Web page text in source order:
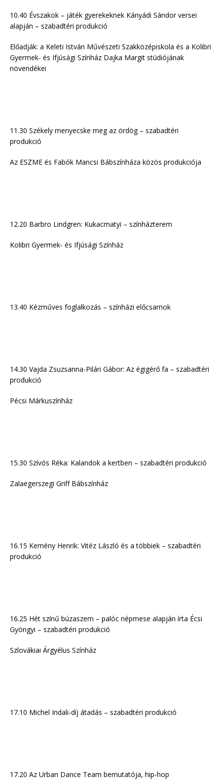
10.40 Évszakok – játék gyerekeknek Kányádi Sándor versei
alapján – szabadtéri produkció
Előadják: a Keleti István Művészeti Szakközépiskola és a Kolibri
Gyermek- és Ifjúsági Színház Dajka Margit stúdiójának
növendékei
11.30 Székely menyecske meg az ördög – szabadtéri
produkció
Az ESZME és Fabók Mancsi Bábszínháza közös produkciója
12.20 Barbro Lindgren: Kukacmatyi – színházterem
Kolibri Gyermek- és Ifjúsági Színház
13.40 Kézműves foglalkozás – színházi előcsarnok
14.30 Vajda Zsuzsanna-Pilári Gábor: Az égigérő fa – szabadtéri
produkció
Pécsi Márkuszínház
15.30 Szívós Réka: Kalandok a kertben – szabadtéri produkció
Zalaegerszegi Griff Bábszínház
16.15 Kemény Henrik: Vitéz László és a többiek – szabadtéri
produkció
16.25 Hét színű búzaszem – palóc népmese alapján írta Écsi
Gyöngyi – szabadtéri produkció
Szlovákiai Árgyélus Színház
17.10 Michel Indali-díj átadás – szabadtéri produkció
17.20 Az Urban Dance Team bemutatója, hip-hop